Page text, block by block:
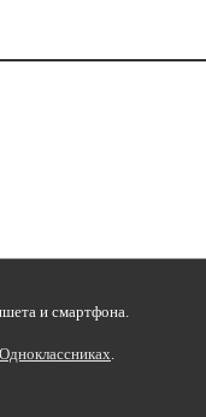
и смартфона.
Одноклассниках.